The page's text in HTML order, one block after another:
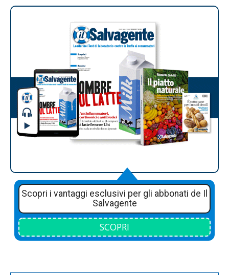
Scopri i vantaggi esclusivi per gli abbonati de Il
Salvagente
SCOPRI